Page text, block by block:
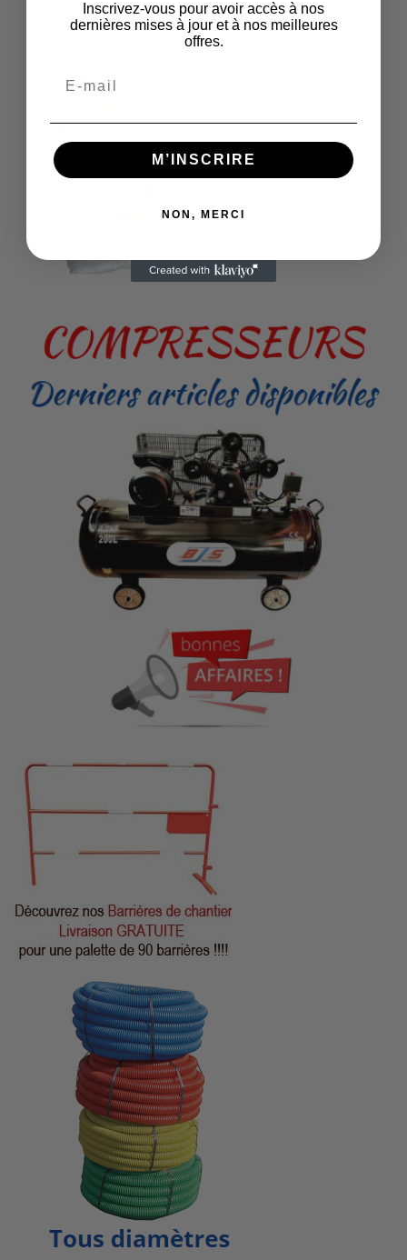
Inscrivez-vous pour avoir accès à nos
dernières mises à jour et à nos meilleures
offres.
M’INSCRIRE
NON, MERCI